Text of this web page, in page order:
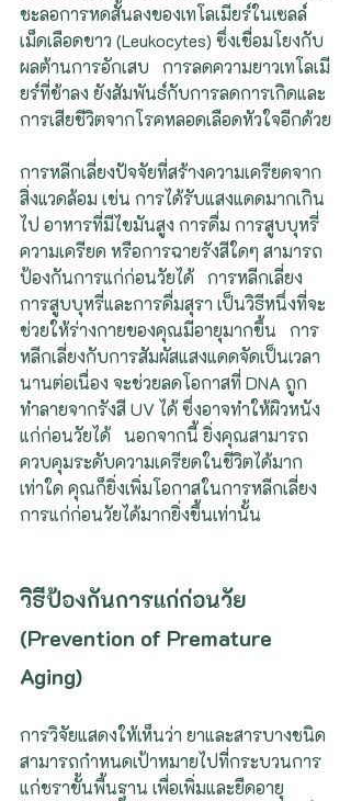
ชะลอการหดสั้นลงของเทโลเมียร์ในเซลล์
เม็ดเลือดขาว (Leukocytes) ซึ่งเชื่อมโยงกับ
ผลต้านการอักเสบ   การลดความยาวเทโลเมี
ยร์ที่ช้าลง ยังสัมพันธ์กับการลดการเกิดและ
การเสียชีวิตจากโรคหลอดเลือดหัวใจอีกด้วย
การหลีกเลี่ยงปัจจัยที่สร้างความเครียดจาก
สิ่งแวดล้อม เช่น การได้รับแสงแดดมากเกิน
ไป อาหารที่มีไขมันสูง การดื่ม การสูบบุหรี่
ความเครียด หรือการฉายรังสีใดๆ สามารถ
ป้องกันการแก่ก่อนวัยได้   การหลีกเลี่ยง
การสูบบุหรี่และการดื่มสุรา เป็นวิธีหนึ่งที่จะ
ช่วยให้ร่างกายของคุณมีอายุมากขึ้น   การ
หลีกเลี่ยงกับการสัมผัสแสงแดดจัดเป็นเวลา
นานต่อเนื่อง จะช่วยลดโอกาสที่ DNA ถูก
ทำลายจากรังสี UV ได้ ซึ่งอาจทำให้ผิวหนัง
แก่ก่อนวัยได้   นอกจากนี้ ยิ่งคุณสามารถ
ควบคุมระดับความเครียดในชีวิตได้มาก
เท่าใด คุณก็ยิ่งเพิ่มโอกาสในการหลีกเลี่ยง
การแก่ก่อนวัยได้มากยิ่งขึ้นเท่านั้น
วิธีป้องกันการแก่ก่อนวัย
(Prevention of Premature
Aging)
การวิจัยแสดงให้เห็นว่า ยาและสารบางชนิด
สามารถกำหนดเป้าหมายไปที่กระบวนการ
แก่ชราขั้นพื้นฐาน เพื่อเพิ่มและยืดอายุ